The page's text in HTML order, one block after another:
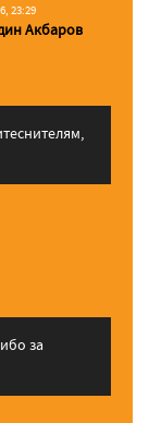
23:29
Акбаров
за